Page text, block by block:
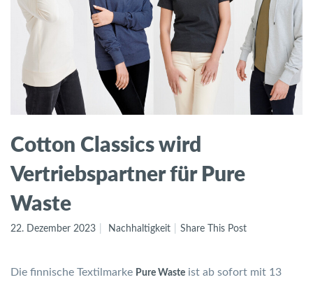
Cotton Classics wird
Vertriebspartner für Pure
Waste
22. Dezember 2023 Nachhaltigkeit Share This Post
Die finnische Textilmarke Pure Waste ist ab sofort mit 13